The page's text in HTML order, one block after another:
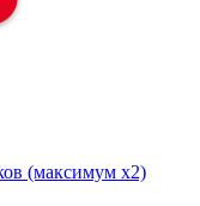
(максимум х2)